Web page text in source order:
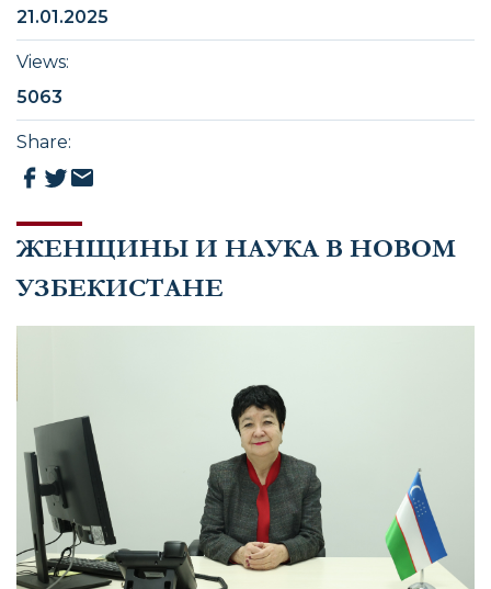
ЖЕНЩИНЫ И НАУКА В НОВОМ
УЗБЕКИСТАНЕ
21.01.2025
Views:
5063
Share: